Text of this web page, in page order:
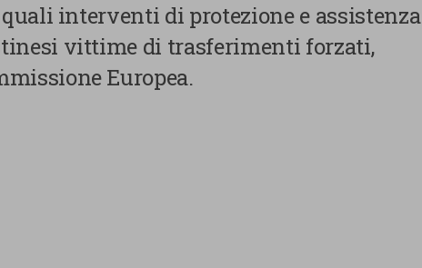
interventi di protezione e assistenza
vittime di trasferimenti forzati,
Europea.